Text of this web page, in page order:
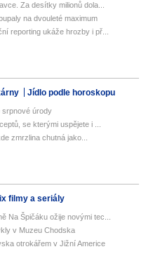
Za desítky milionů dola...
na dvouleté maximum
reporting ukáže hrozby i př...
Jídlo podle horoskopu
srpnové úrody
se kterými uspějete i ...
zmrzlina chutná jako...
filmy a seriály
Na Špičáku ožije novými tec...
v Muzeu Chodska
otrokářem v Jižní Americe